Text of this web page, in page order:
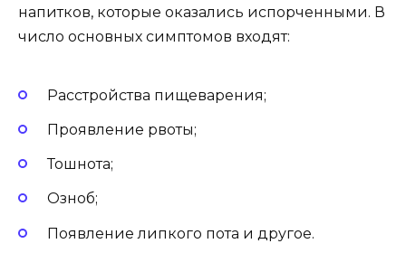
напитков, которые оказались испорченными. В
число основных симптомов входят:
Расстройства пищеварения;
Проявление рвоты;
Тошнота;
Озноб;
Появление липкого пота и другое.